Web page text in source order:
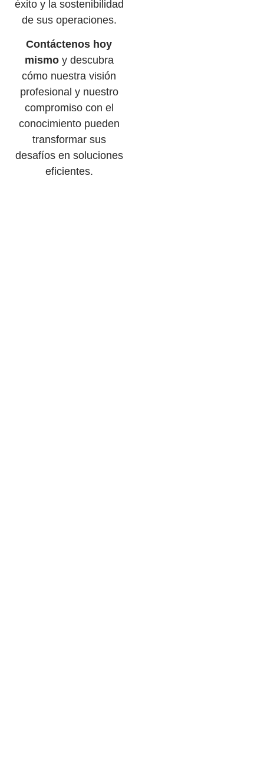
éxito y la sostenibilidad
de sus operaciones.
Contáctenos hoy
mismoy descubra
cómo nuestra visión
profesional y nuestro
compromiso con el
conocimiento pueden
transformar sus
desafíos en soluciones
eficientes.